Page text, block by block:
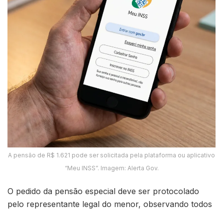
A pensão de R$ 1.621 pode ser solicitada pela plataforma ou aplicativo
“Meu INSS”. Imagem: Alerta Gov.
O pedido da pensão especial deve ser protocolado
pelo representante legal do menor, observando todos